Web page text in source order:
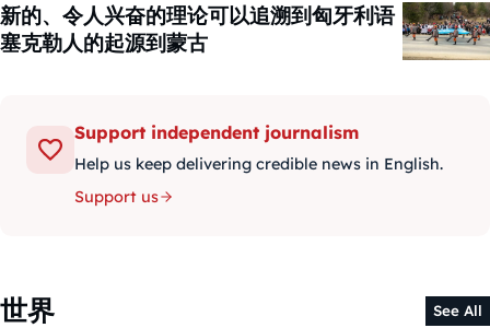
新的、令人兴奋的理论可以追溯到匈牙利语
塞克勒人的起源到蒙古
Support independent journalism
Help us keep delivering credible news in English.
Support us
世界 See All